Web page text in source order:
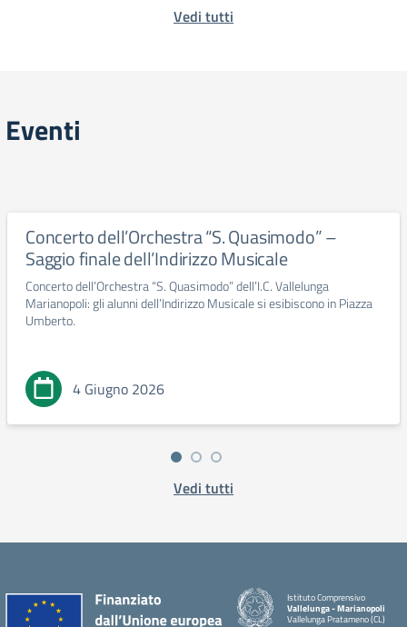
Vedi tutti
Eventi
Concerto dell’Orchestra “S. Quasimodo” –
Saggio finale dell’Indirizzo Musicale
Concerto dell’Orchestra “S. Quasimodo” dell’I.C. Vallelunga
Marianopoli: gli alunni dell’Indirizzo Musicale si esibiscono in Piazza
Umberto.
4 Giugno 2026
Vedi tutti
Istituto Comprensivo
Vallelunga - Marianopoli
Vallelunga Pratameno (CL)